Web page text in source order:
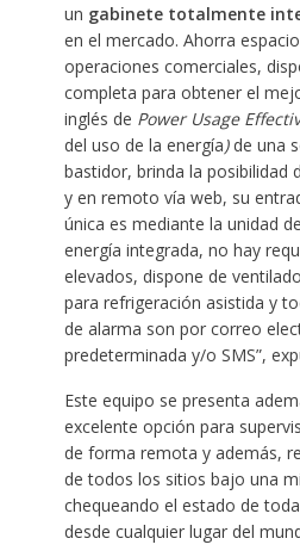
un gabinete totalmente
en el mercado. Ahorra
operaciones comerciales,
completa para obtener el
inglés de Power Usage
del uso de la energía)de una
bastidor, brinda la posibilidad
y en remoto vía web, su
única es mediante la unidad
energía integrada, no hay
elevados, dispone de
para refrigeración asistida y
de alarma son por correo
predeterminada y/o SMS”,
Este equipo se presenta
excelente opción para
de forma remota y además,
de todos los sitios bajo una
chequeando el estado de
desde cualquier lugar del